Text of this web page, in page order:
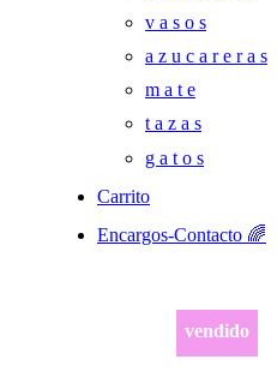
v a s o s
a z u c a r e r a s
m a t e
t a z a s
g a t o s
Carrito
Encargos-Contacto 🌈
vendido
vendido